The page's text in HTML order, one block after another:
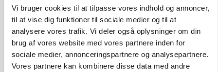
Vi bruger cookies til at tilpasse vores indhold og annoncer,
til at vise dig funktioner til sociale medier og til at
analysere vores trafik. Vi deler også oplysninger om din
brug af vores website med vores partnere inden for
sociale medier, annonceringspartnere og analysepartnere.
Vores partnere kan kombinere disse data med andre